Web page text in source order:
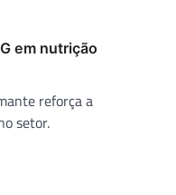
em nutrição
reforça a
setor.